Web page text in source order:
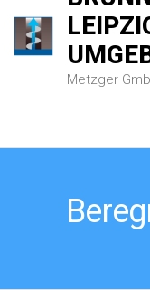
Metzger